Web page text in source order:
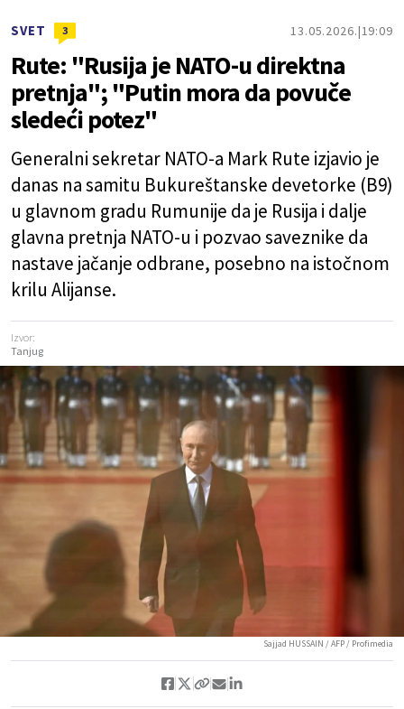
SVET 3 13.05.2026. 19:09
Rute: "Rusija je NATO-u direktna
pretnja"; "Putin mora da povuče
sledeći potez"
Generalni sekretar NATO-a Mark Rute izjavio je
danas na samitu Bukureštanske devetorke (B9)
u glavnom gradu Rumunije da je Rusija i dalje
glavna pretnja NATO-u i pozvao saveznike da
nastave jačanje odbrane, posebno na istočnom
krilu Alijanse.
Izvor:
Tanjug
Sajjad HUSSAIN / AFP / Profimedia